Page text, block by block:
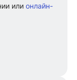
или онлайн-